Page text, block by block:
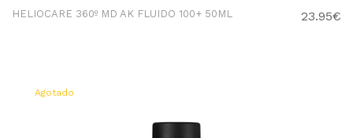
HELIOCARE 360º MD AK FLUIDO 100+ 50ML 23.95€
Agotado